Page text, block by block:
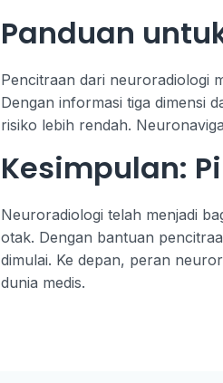
Panduan
Pencitraan dari neuroradiologi
Dengan informasi tiga dimensi
risiko lebih rendah.
Kesimpulan:
Neuroradiologi telah menjadi
otak. Dengan bantuan
dimulai. Ke depan, peran
dunia medis.